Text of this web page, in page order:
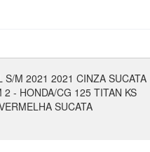
M 2021 2021 CINZA SUCATA
2 - HONDA/CG 125 TITAN KS
SUCATA